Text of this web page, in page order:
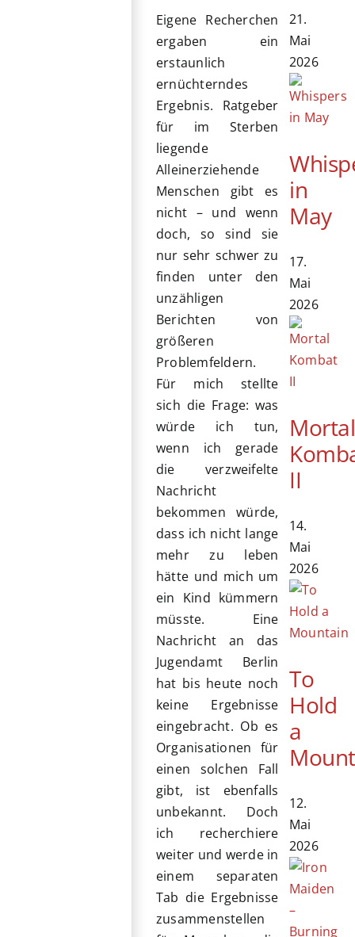
Eigene Recherchen
ergaben ein
erstaunlich
ernüchterndes
Ergebnis. Ratgeber
für im Sterben
liegende
Alleinerziehende
Menschen gibt es
nicht – und wenn
doch, so sind sie
nur sehr schwer zu
finden unter den
unzähligen
Berichten von
größeren
Problemfeldern.
Für mich stellte
sich die Frage: was
würde ich tun,
wenn ich gerade
die verzweifelte
Nachricht
bekommen würde,
dass ich nicht lange
mehr zu leben
hätte und mich um
ein Kind kümmern
müsste. Eine
Nachricht an das
Jugendamt Berlin
hat bis heute noch
keine Ergebnisse
eingebracht. Ob es
Organisationen für
einen solchen Fall
gibt, ist ebenfalls
unbekannt. Doch
ich recherchiere
weiter und werde in
einem separaten
Tab die Ergebnisse
zusammenstellen
21.
Mai
2026
in
May
17.
Mai
2026
Mortal
II
14.
Mai
2026
To
Hold
a
12.
Mai
2026